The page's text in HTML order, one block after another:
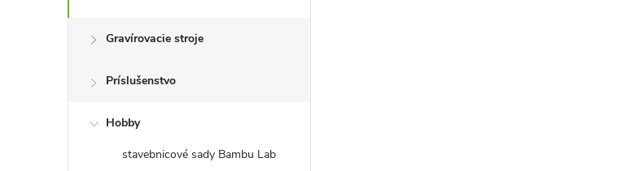
Gravírovacie stroje
Príslušenstvo
Hobby
stavebnicové sady Bambu Lab